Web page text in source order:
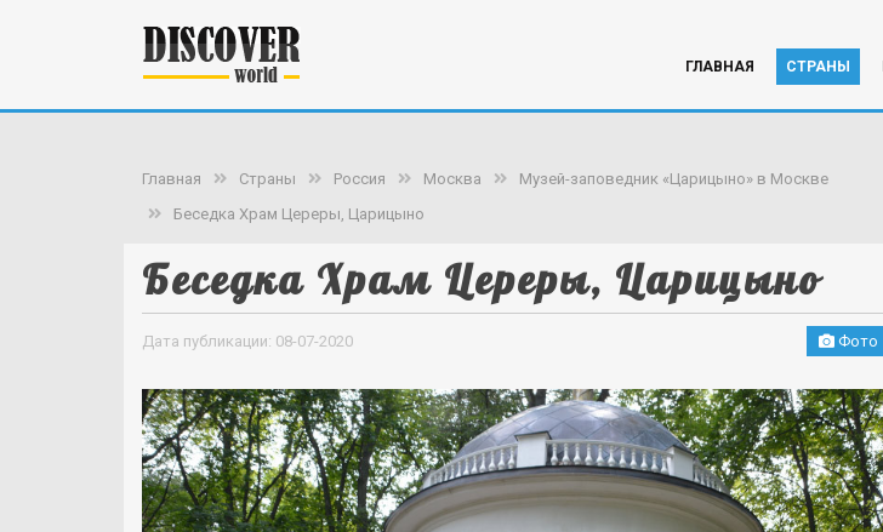
ГЛАВНАЯ СТРАНЫ
Главная Страны Россия Москва
Музей-заповедник «Царицыно» в Москве
Беседка Храм Цереры, Царицыно
Беседка Храм Цереры, Царицыно
Дата публикации: 08-07-2020 Фото